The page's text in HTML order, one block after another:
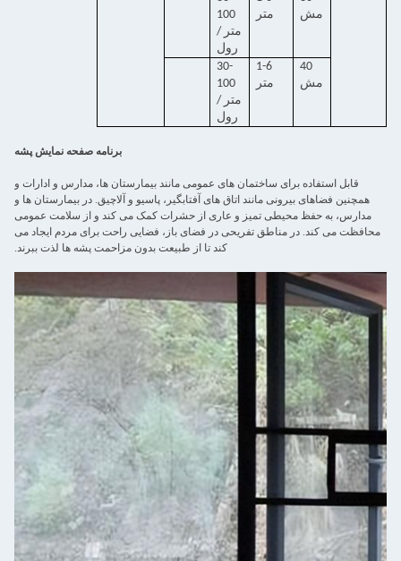
مش
متر
100
متر /
رول
40
مش
1-6
متر
30-
100
متر /
رول
برنامه صفحه نمایش پشه
قابل استفاده برای ساختمان های عمومی مانند بیمارستان ها، مدارس و ادارات و
همچنین فضاهای بیرونی مانند اتاق های آفتابگیر، پاسیو و آلاچیق. در بیمارستان ها و
مدارس، به حفظ محیطی تمیز و عاری از حشرات کمک می کند و از سلامت عمومی
محافظت می کند. در مناطق تفریحی در فضای باز، فضایی راحت برای مردم ایجاد می
کند تا از طبیعت بدون مزاحمت پشه ها لذت ببرند.